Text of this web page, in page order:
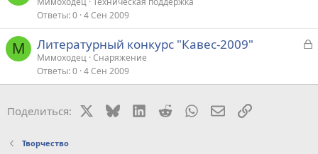
р
Ответы 0 4 Сен 2009
М
З
р
Литературный конкурс "Кавес-2009"
Мимоходец Снаряжение
Ответы 0 4 Сен 2009
Поделиться: BlueskyLinkedIn
RedditWhatsAppЭлектронная
Ссылка
Творчество